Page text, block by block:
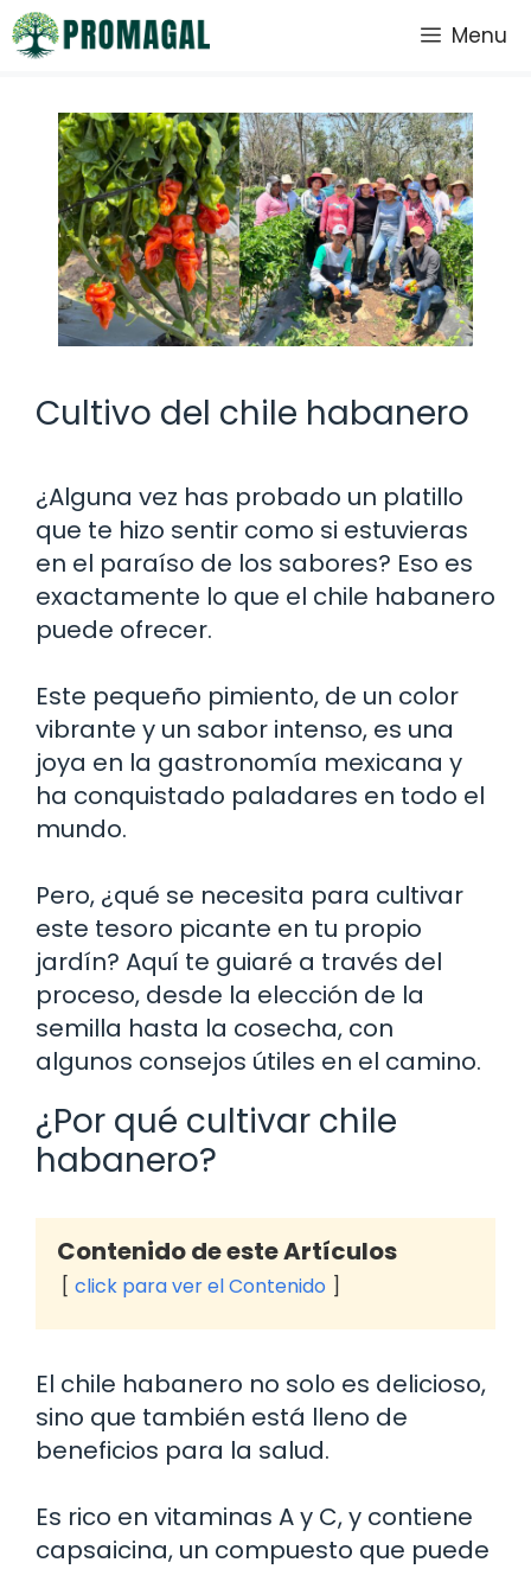
Saltar
al
Menu
Cultivo del chile habanero
¿Alguna vez has probado un platillo
que te hizo sentir como si estuvieras
en el paraíso de los sabores? Eso es
exactamente lo que el chile habanero
puede ofrecer.
Este pequeño pimiento, de un color
vibrante y un sabor intenso, es una
joya en la gastronomía mexicana y
ha conquistado paladares en todo el
mundo.
Pero, ¿qué se necesita para cultivar
este tesoro picante en tu propio
jardín? Aquí te guiaré a través del
proceso, desde la elección de la
semilla hasta la cosecha, con
algunos consejos útiles en el camino.
¿Por qué cultivar chile
habanero?
Contenido de este Artículos
click para ver el Contenido
El chile habanero no solo es delicioso,
sino que también está lleno de
beneficios para la salud.
Es rico en vitaminas A y C, y contiene
capsaicina, un compuesto que puede